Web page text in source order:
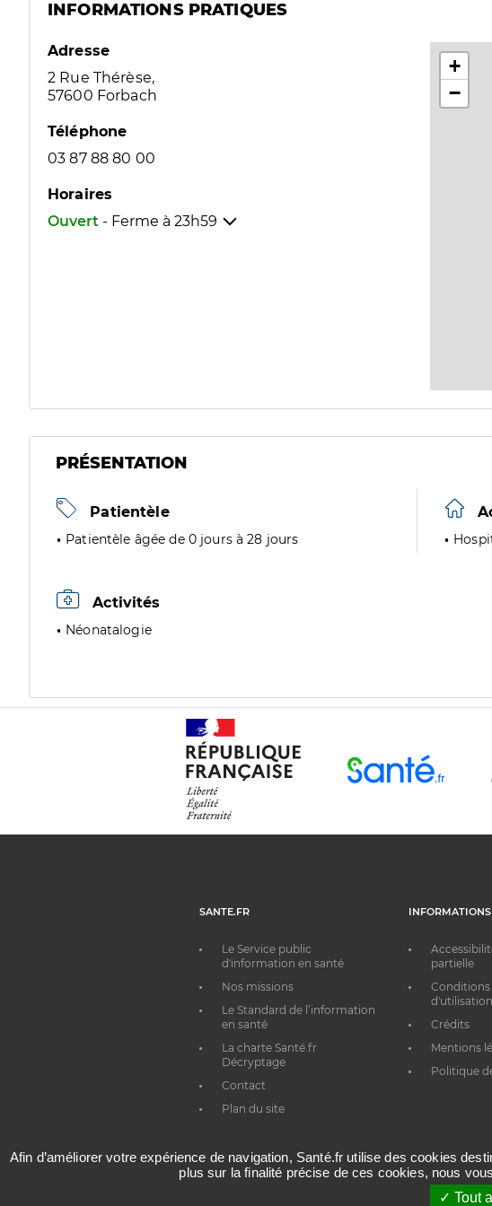
INFORMATIONS PRATIQUES
Adresse
2 Rue Thérèse,
57600 Forbach
Téléphone
03 87 88 80 00
Horaires
Ouvert - Ferme à 23h59
+
−
PRÉSENTATION
Patientèle
Patientèle âgée de 0 jours à 28 jours
Activités
Néonatalogie
SANTE.FR
Le Service public
d'information en santé
Nos missions
Le Standard de l’information
en santé
La charte Santé.fr
Décryptage
Contact
Plan du site
INFORMATIONS
partielle
Conditions
d'utilisation
Crédits
Mentions
Politique
Afin d’améliorer votre expérience de navigation, Santé.fr utilise des cookies
plus sur la finalité précise de ces cookies, nous
Tout